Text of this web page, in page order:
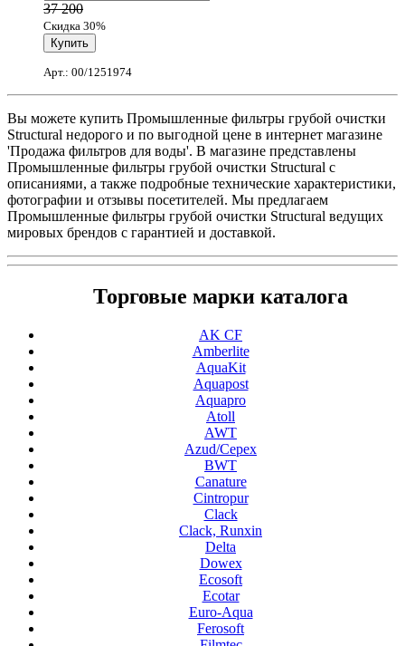
37 200
Скидка 30%
Арт.: 00/1251974
Вы можете купить Промышленные фильтры грубой очистки
Structural недорого и по выгодной цене в интернет магазине
'Продажа фильтров для воды'. В магазине представлены
Промышленные фильтры грубой очистки Structural с
описаниями, а также подробные технические характеристики,
фотографии и отзывы посетителей. Мы предлагаем
Промышленные фильтры грубой очистки Structural ведущих
мировых брендов с гарантией и доставкой.
Торговые марки каталога
AK CF
Amberlite
AquaKit
Aquapost
Aquapro
Atoll
AWT
Azud/Cepex
BWT
Canature
Cintropur
Clack
Clack, Runxin
Delta
Dowex
Ecosoft
Ecotar
Euro-Aqua
Ferosoft